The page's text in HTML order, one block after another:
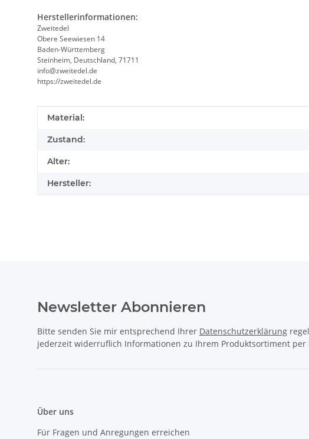
Herstellerinformationen:
Zweitedel
Obere Seewiesen 14
Baden-Württemberg
Steinheim, Deutschland, 71711
info@zweitedel.de
https://zweitedel.de
Produkteigenschaft
Wert
Material:
Zustand:
Alter:
Hersteller:
Newsletter Abonnieren
Bitte senden Sie mir entsprechend Ihrer Datenschutzerklärung
jederzeit widerruflich Informationen zu Ihrem Produktsortiment per
Über uns
Für Fragen und Anregungen erreichen